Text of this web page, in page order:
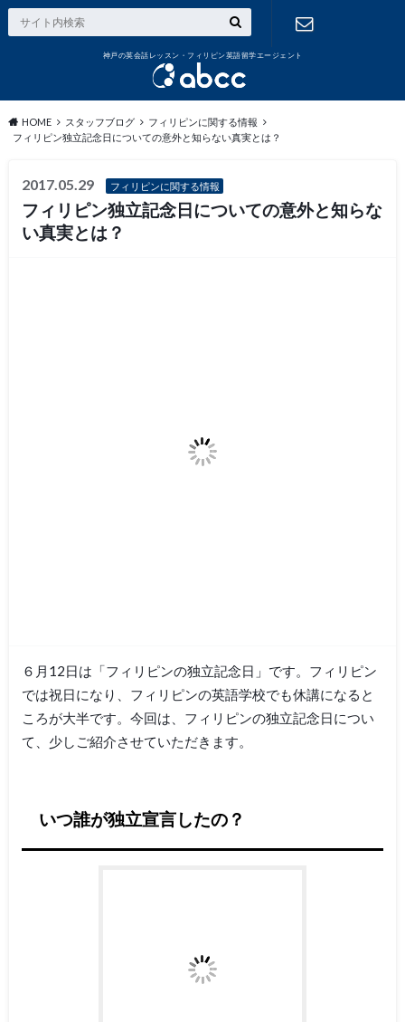
神戸の英会話レッスン・フィリピン英語留学エージェント
HOME スタッフブログ
フィリピンに関する情報
フィリピン独立記念日についての意外と知らない真実とは？
2017.05.29 フィリピンに関する情報
フィリピン独立記念日についての意外と知らな
い真実とは？
６月12日は「フィリピンの独立記念日」です。フィリピン
では祝日になり、フィリピンの英語学校でも休講になると
ころが大半です。今回は、フィリピンの独立記念日につい
て、少しご紹介させていただきます。
いつ誰が独立宣言したの？